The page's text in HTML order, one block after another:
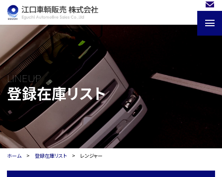
LINEUP
登録在庫リスト
ホーム 登録在庫リスト レンジャー